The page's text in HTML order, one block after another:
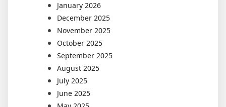
January 2026
December 2025
November 2025
October 2025
September 2025
August 2025
July 2025
June 2025